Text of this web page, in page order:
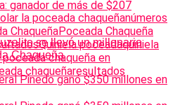
la poceada chaqueñanúmeros
ChaqueñaPoceada Chaqueña
Quiniela poceadaquiniela
poceada chaqueña en
chaqueñaresultados
se llevó un millonario
Chaqueña